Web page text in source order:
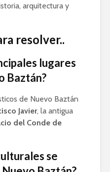
arquitectura y
resolver..
lugares
Baztán?
de Nuevo Baztán
Javier, la antigua
del Conde de
se